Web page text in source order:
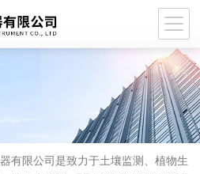
有限公司是致力于土壤监测、植物生